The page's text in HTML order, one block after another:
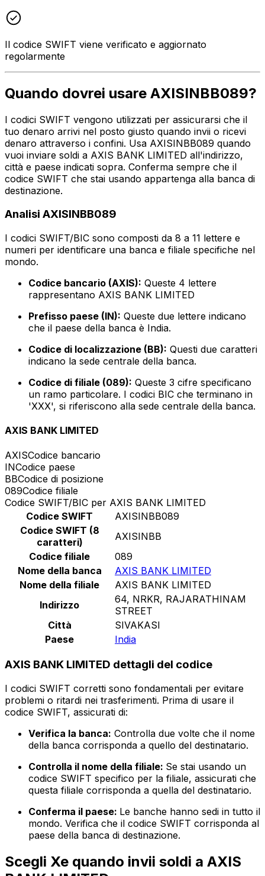
Il codice SWIFT viene verificato e aggiornato
regolarmente
Quando dovrei usare AXISINBB089?
I codici SWIFT vengono utilizzati per assicurarsi che il
tuo denaro arrivi nel posto giusto quando invii o ricevi
denaro attraverso i confini. Usa AXISINBB089 quando
vuoi inviare soldi a AXIS BANK LIMITED all'indirizzo,
città e paese indicati sopra. Conferma sempre che il
codice SWIFT che stai usando appartenga alla banca di
destinazione.
Analisi AXISINBB089
I codici SWIFT/BIC sono composti da 8 a 11 lettere e
numeri per identificare una banca e filiale specifiche nel
mondo.
Codice bancario (AXIS): Queste 4 lettere
rappresentano AXIS BANK LIMITED
Prefisso paese (IN): Queste due lettere indicano
che il paese della banca è India.
Codice di localizzazione (BB): Questi due caratteri
indicano la sede centrale della banca.
Codice di filiale (089): Queste 3 cifre specificano
un ramo particolare. I codici BIC che terminano in
'XXX', si riferiscono alla sede centrale della banca.
AXIS BANK LIMITED
AXISCodice bancario
INCodice paese
BBCodice di posizione
089Codice filiale
Codice SWIFT/BIC per AXIS BANK LIMITED
Codice SWIFT
AXISINBB089
Codice SWIFT (8
caratteri)
AXISINBB
Codice filiale
089
Nome della banca
AXIS BANK LIMITED
Nome della filiale
AXIS BANK LIMITED
Indirizzo
64, NRKR, RAJARATHINAM
STREET
Città
SIVAKASI
Paese
India
AXIS BANK LIMITED dettagli del codice
I codici SWIFT corretti sono fondamentali per evitare
problemi o ritardi nei trasferimenti. Prima di usare il
codice SWIFT, assicurati di:
Verifica la banca: Controlla due volte che il nome
della banca corrisponda a quello del destinatario.
Controlla il nome della filiale: Se stai usando un
codice SWIFT specifico per la filiale, assicurati che
questa filiale corrisponda a quella del destinatario.
Conferma il paese: Le banche hanno sedi in tutto il
mondo. Verifica che il codice SWIFT corrisponda al
paese della banca di destinazione.
Scegli Xe quando invii soldi a AXIS